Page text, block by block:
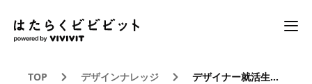
TOP デザインナレッジ デザイナー就活生のための自己分析・自分軸の決め方